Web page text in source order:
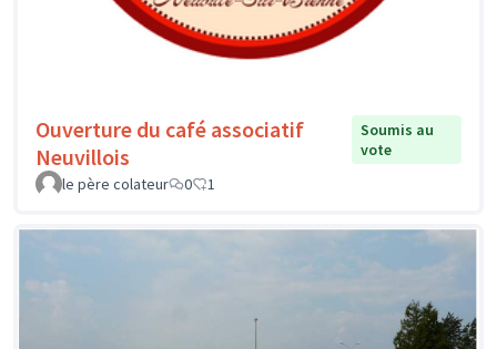
Ouverture du café associatif
Neuvillois
Soumis au
vote
le père colateur
0 1